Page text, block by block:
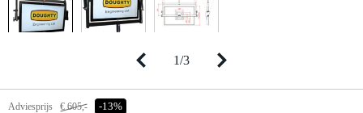
1/3
Adviesprijs € 605,- -13%